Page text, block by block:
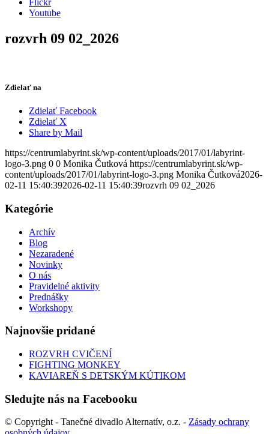
Flickr
Youtube
rozvrh 09 02_2026
Zdielať na
Zdielať Facebook
Zdielať X
Share by Mail
https://centrumlabyrint.sk/wp-content/uploads/2017/01/labyrint-
logo-3.png 0 0 Monika Čutková https://centrumlabyrint.sk/wp-
content/uploads/2017/01/labyrint-logo-3.png Monika Čutková2026-
02-11 15:40:392026-02-11 15:40:39rozvrh 09 02_2026
Kategórie
Archív
Blog
Nezaradené
Novinky
O nás
Pravidelné aktivity
Prednášky
Workshopy
Najnovšie pridané
ROZVRH CVIČENÍ
FIGHTING MONKEY
KAVIAREŇ S DETSKÝM KÚTIKOM
Sledujte nás na Facebooku
© Copyright - Tanečné divadlo Alternatív, o.z. - Zásady ochrany